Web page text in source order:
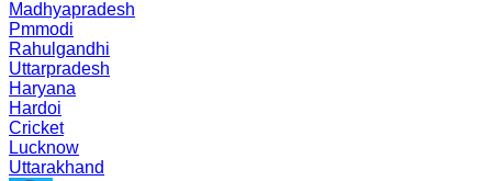
Madhyapradesh
Pmmodi
Rahulgandhi
Uttarpradesh
Haryana
Hardoi
Cricket
Lucknow
Uttarakhand